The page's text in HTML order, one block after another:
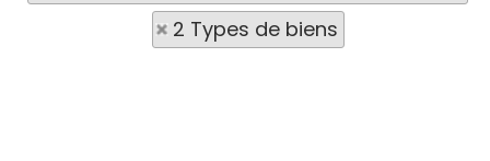
2 Types de biens